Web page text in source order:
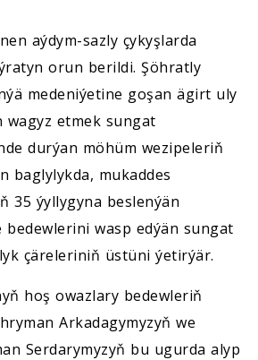
aýdym-sazly çykyşlarda
orun berildi. Şöhratly
medeniýetine goşan ägirt uly
wagyz etmek sungat
durýan möhüm wezipeleriň
baglylykda, mukaddes
35 ýyllygyna beslenýän
wasp edýän sungat
çäreleriniň üstüni ýetirýär.
hoş owazlary bedewleriň
Arkadagymyzyň we
Serdarymyzyň bu ugurda alyp